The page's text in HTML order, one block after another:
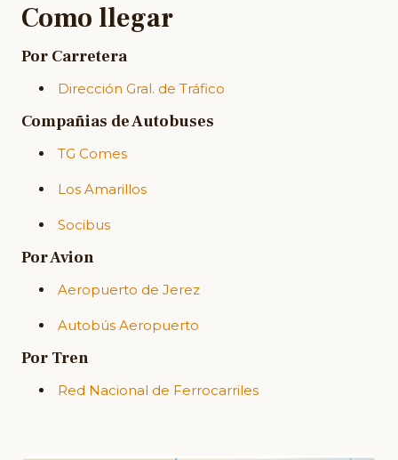
Como llegar
Por Carretera
Dirección Gral. de Tráfico
Compañias de Autobuses
TG Comes
Los Amarillos
Socibus
Por Avion
Aeropuerto de Jerez
Autobús Aeropuerto
Por Tren
Red Nacional de Ferrocarriles